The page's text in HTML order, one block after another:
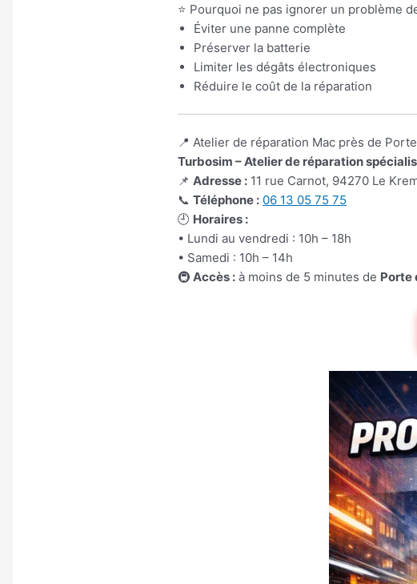
⭐ Pourquoi ne pas ignorer un problème
Éviter une panne complète
Préserver la batterie
Limiter les dégâts électroniques
Réduire le coût de la réparation
📍 Atelier de réparation Mac près de Porte
Turbosim – Atelier de réparation
📌 Adresse : 11 rue Carnot, 94270 Le
📞 Téléphone : 06 13 05 75 75
🕘 Horaires :
• Lundi au vendredi : 10h – 18h
• Samedi : 10h – 14h
🚇 Accès : à moins de 5 minutes de Porte